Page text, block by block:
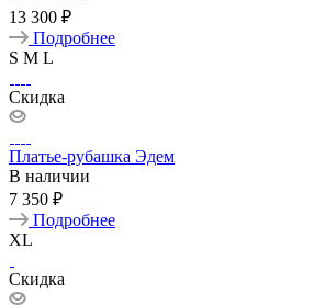
13 300 ₽
Подробнее
S M L
Скидка
Платье-рубашка Эдем
В наличии
7 350 ₽
Подробнее
XL
Скидка